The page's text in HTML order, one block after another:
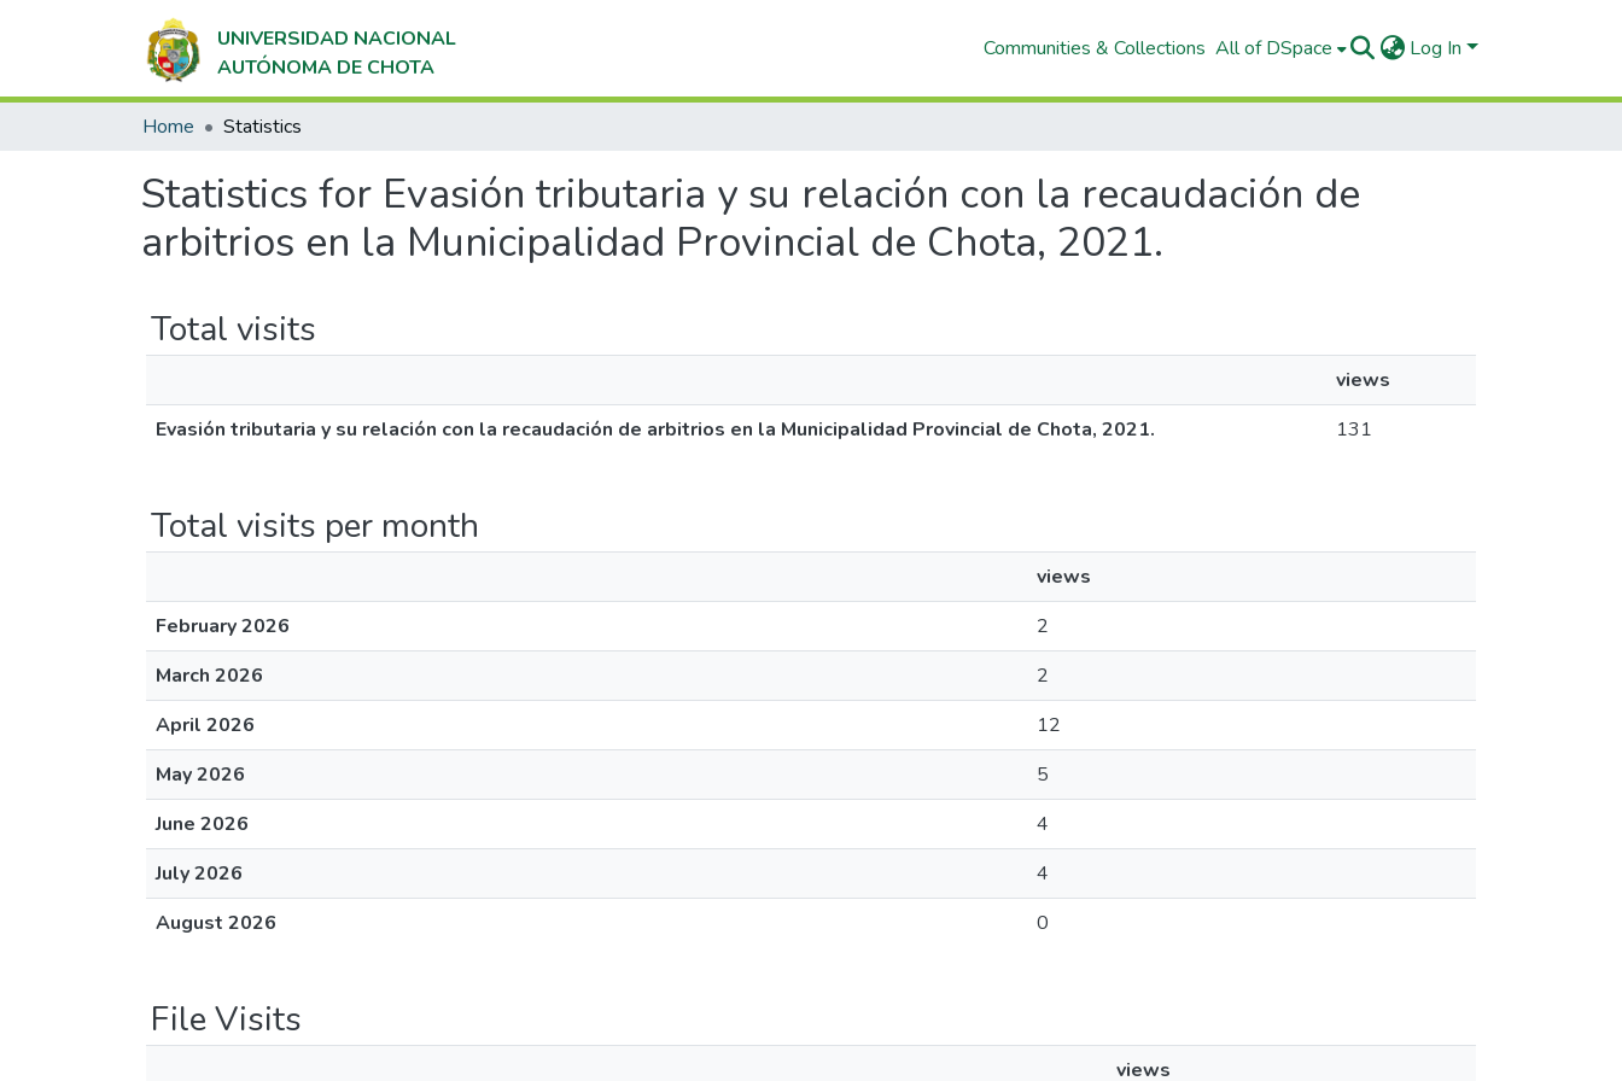
UNIVERSIDAD NACIONAL
AUTÓNOMA DE CHOTA
Communities & Collections All of DSpace Log In
Home Statistics
Statistics for Evasión tributaria y su relación con la recaudación de
arbitrios en la Municipalidad Provincial de Chota, 2021.
Total visits
views
Evasión tributaria y su relación con la recaudación de arbitrios en la Municipalidad Provincial de Chota, 2021.
131
Total visits per month
views
February 2026
2
March 2026
2
April 2026
12
May 2026
5
June 2026
4
July 2026
4
August 2026
0
File Visits
views